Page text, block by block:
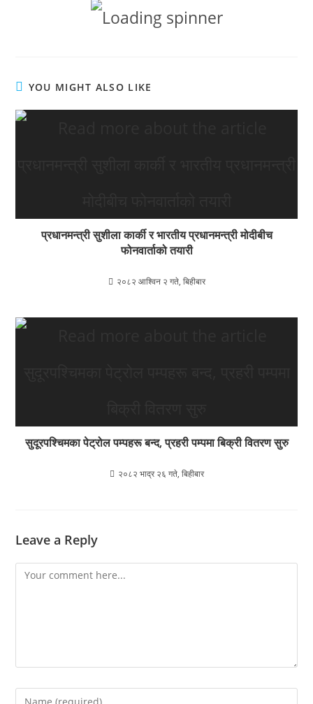
YOU MIGHT ALSO LIKE
प्रधानमन्त्री सुशीला कार्की र भारतीय प्रधानमन्त्री मोदीबीच
फोनवार्ताको तयारी
२०८२ आश्विन २ गते, बिहीबार
सुदूरपश्चिमका पेट्रोल पम्पहरू बन्द, प्रहरी पम्पमा बिक्री वितरण सुरु
२०८२ भाद्र २६ गते, बिहीबार
Leave a Reply